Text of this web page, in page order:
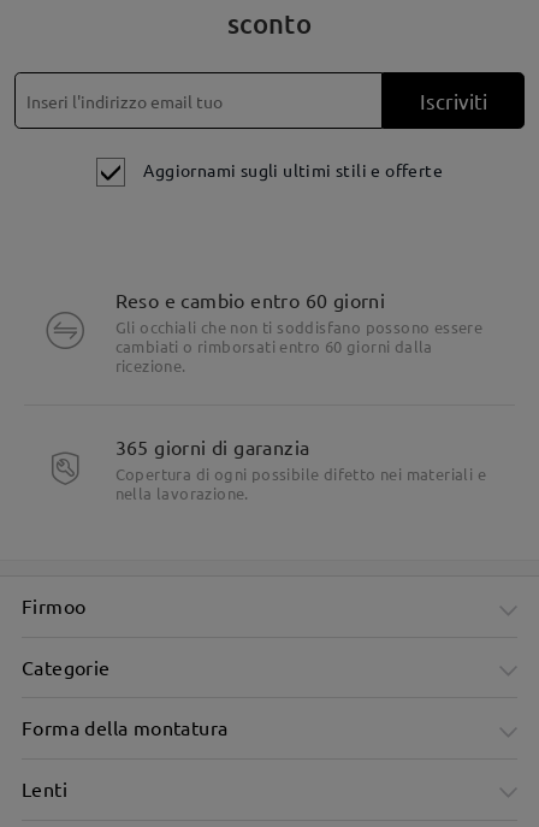
sconto
Iscriviti
Aggiornami sugli ultimi stili e offerte
Reso e cambio entro 60 giorni
Gli occhiali che non ti soddisfano possono essere
cambiati o rimborsati entro 60 giorni dalla
ricezione.
365 giorni di garanzia
Copertura di ogni possibile difetto nei materiali e
nella lavorazione.
Firmoo
Categorie
Forma della montatura
Lenti